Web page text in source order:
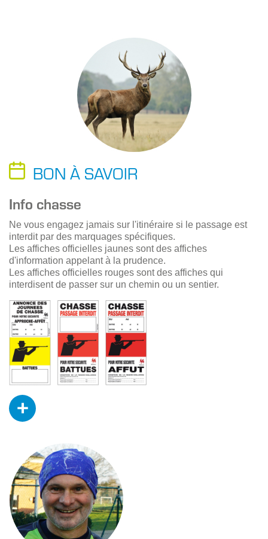
BON À SAVOIR
Info chasse
Ne vous engagez jamais sur l'itinéraire si le passage est
interdit par des marquages spécifiques.
Les affiches officielles jaunes sont des affiches
d'information appelant à la prudence.
Les affiches officielles rouges sont des affiches qui
interdisent de passer sur un chemin ou un sentier.
+